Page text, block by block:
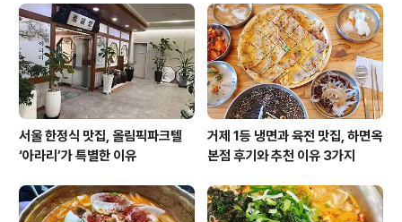
서울 한정식 맛집, 올림픽파크텔
‘아라리’가 특별한 이유
거제 1등 냉면과 육전 맛집, 하면옥
본점 후기와 추천 이유 3가지